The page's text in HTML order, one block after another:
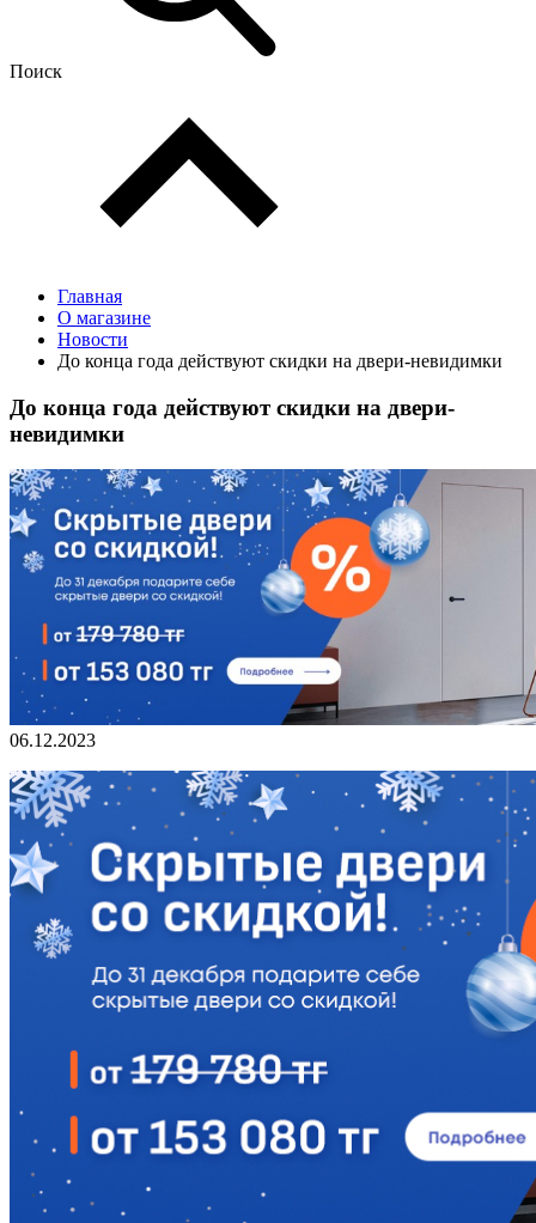
Поиск
Главная
О магазине
Новости
До конца года действуют скидки на двери-невидимки
До конца года действуют скидки на двери-
невидимки
06.12.2023